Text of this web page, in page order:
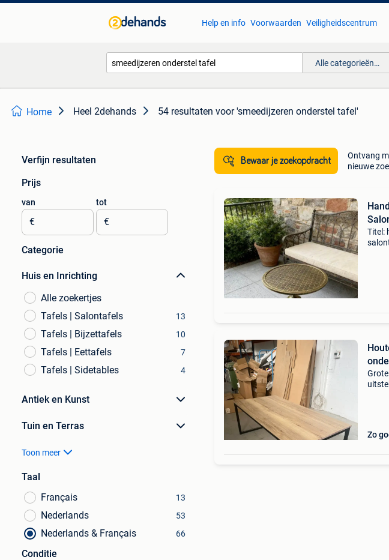
Help en info Voorwaarden Veiligheidscentrum
Alle categorieën…
Home Heel 2dehands 54 resultaten voor 'smeedijzeren onderstel tafel'
Verfijn resultaten
Prijs
van
€
tot
€
Categorie
Huis en Inrichting
Alle zoekertjes
Tafels | Salontafels
13
Tafels | Bijzettafels 10
Tafels | Eettafels 7
Tafels | Sidetables 4
Antiek en Kunst
Tuin en Terras
Toon meer
Taal
Français
13
Nederlands 53
Nederlands & Français 66
Conditie
Bewaar je zoekopdracht
Ontvang
nieuwe
Titel:
Zo